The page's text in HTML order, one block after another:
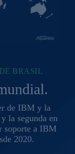
BRASIL
de IBM y la
la segunda en
soporte a IBM
2020.